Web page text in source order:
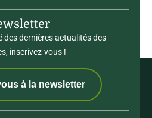
des dernières actualités des
inscrivez-vous !
à la newsletter